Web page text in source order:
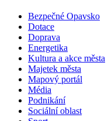
Bezpečné Opavsko
Dotace
Doprava
Energetika
Kultura a akce města
Majetek města
Mapový portál
Média
Podnikání
Sociální oblast